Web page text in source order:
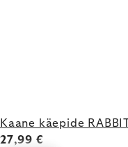
Kaane käepide
27,99 €